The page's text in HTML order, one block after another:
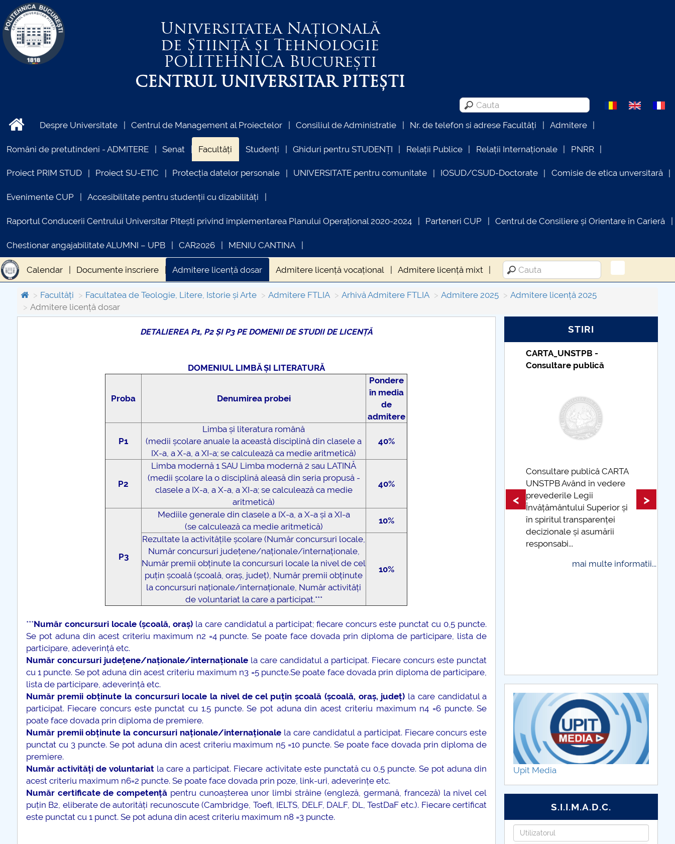
Universitatea Națională
de Știință și Tehnologie
POLITEHNICABucurești
CENTRUL UNIVERSITAR PITEȘTI
Despre Universitate Centrul de Management al Proiectelor Consiliul de Administratie Nr. de telefon si adrese Facultăți Admitere
Români de pretutindeni - ADMITERE Senat Facultăți Studenți Ghiduri pentru STUDENȚI Relații Publice Relații Internaționale PNRR
Proiect PRIM STUD Proiect SU-ETIC Protecția datelor personale UNIVERSITATE pentru comunitate IOSUD/CSUD-Doctorate Comisie de etica unversitară
Evenimente CUP Accesibilitate pentru studenții cu dizabilități
Raportul Conducerii Centrului Universitar Pitești privind implementarea Planului Operațional 2020-2024 Parteneri CUP Centrul de Consiliere și Orientare în Carieră
Chestionar angajabilitate ALUMNI – UPB CAR2026 MENIU CANTINA
Calendar Documente înscriere Admitere licență dosar Admitere licență vocațional Admitere licență mixt
Facultăți Facultatea de Teologie, Litere, Istorie și Arte Admitere FTLIA Arhivă Admitere FTLIA Admitere 2025
Admitere licență 2025
Admitere licență dosar
DETALIEREA P1, P2 ȘI P3 PE DOMENII DE STUDII DE LICENȚĂ
DOMENIUL LIMBĂ ȘI LITERATURĂ
Proba Denumirea probei
Pondere
în media
de
admitere
P1
Limba și literatura română
(medii școlare anuale la această disciplină din clasele a
IX-a, a X-a, a XI-a; se calculează ca medie aritmetică)
40%
P2
Limba modernă 1 SAU Limba modernă 2 sau LATINĂ
(medii școlare la o disciplină aleasă din seria propusă -
clasele a IX-a, a X-a, a XI-a; se calculează ca medie
aritmetică)
40%
P3
Mediile generale din clasele a IX-a, a X-a și a XI-a
(se calculează ca medie aritmetică)
10%
Rezultate la activitățile școlare (Număr concursuri locale,
Număr concursuri județene/naționale/internaționale,
Număr premii obținute la concursuri locale la nivel de cel
puțin școală (școală, oraș, județ), Număr premii obținute
la concursuri naționale/internaționale, Număr activități
de voluntariat la care a participat.***
10%
***Număr concursuri locale (școală, oraș)la care candidatul a participat; fiecare concurs este punctat cu 0,5 puncte.
Se pot aduna din acest criteriu maximum n2 =4 puncte. Se poate face dovada prin diploma de participare, lista de
participare, adeverință etc.
Număr concursuri județene/naționale/internaționalela care candidatul a participat. Fiecare concurs este punctat
cu 1 puncte. Se pot aduna din acest criteriu maximum n3 =5 puncte.Se poate face dovada prin diploma de participare,
lista de participare, adeverință etc.
Număr premii obținute la concursuri locale la nivel de cel puțin școală (școală, oraș, județ) la care candidatul a
participat. Fiecare concurs este punctat cu 1.5 puncte. Se pot aduna din acest criteriu maximum n4 =6 puncte. Se
poate face dovada prin diploma de premiere.
Număr premii obținute la concursuri naționale/internaționale la care candidatul a participat. Fiecare concurs este
punctat cu 3 puncte. Se pot aduna din acest criteriu maximum n5 =10 puncte. Se poate face dovada prin diploma de
premiere.
Număr activități de voluntariatla care a participat. Fiecare activitate este punctată cu 0,5 puncte. Se pot aduna din
acest criteriu maximum n6=2 puncte. Se poate face dovada prin poze, link-uri, adeverințe etc.
Număr certificate de competență pentru cunoașterea unor limbi străine (engleză, germană, franceză) la nivel cel
puțin B2, eliberate de autorități recunoscute (Cambridge, Toefl, IELTS, DELF, DALF, DL, TestDaF etc.). Fiecare certificat
este punctat cu 1 punct. Se pot aduna din acest criteriu maximum n8 =3 puncte.
STIRI
COMUNICAT Eveniment de
informare și promovare a
universitare la Colegiul
Teoretic „Ion Cantacuzino”
COMUNICAT Eveniment de
mai multe informatii...
mai multe informatii...
UNSTPB Având în vedere
Învățământului Superior și
în spiritul transparenței
decizionale și asumării
Taxe de școlarizare
indexate – Centrul
Taxe de școlarizare
indexate Taxele se pot plăti
și cu cardul
mai multe informatii...
< >
Upit Media
S.I.I.M.A.D.C.
Utilizatorul